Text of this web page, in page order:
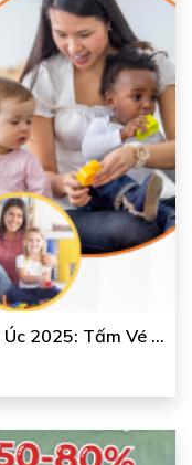
2025: Tấm Vé ...